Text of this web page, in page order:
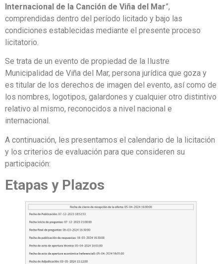
Internacional de la Canción de Viña del Mar”,
comprendidas dentro del período licitado y bajo las
condiciones establecidas mediante el presente proceso
licitatorio.
Se trata de un evento de propiedad de la Ilustre
Municipalidad de Viña del Mar, persona jurídica que goza y
es titular de los derechos de imagen del evento, así como de
los nombres, logotipos, galardones y cualquier otro distintivo
relativo al mismo, reconocidos a nivel nacional e
internacional.
A continuación, les presentamos el calendario de la licitación
y los criterios de evaluación para que consideren su
participación:
Etapas y Plazos